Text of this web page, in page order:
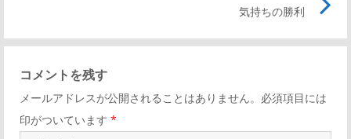
気持ちの勝利
コメントを残す
メールアドレスが公開されることはありません。必須項目には
印がついています *